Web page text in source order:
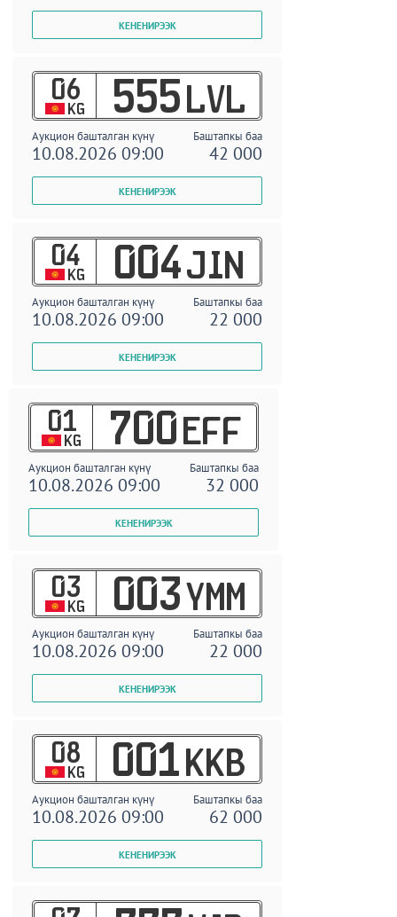
06
KG 555 LVL
Аукцион башталган күнү Баштапкы баа
10.08.2026 09:00 42 000
04
KG 004 JIN
Аукцион башталган күнү Баштапкы баа
10.08.2026 09:00 22 000
01
KG 700 EFF
Аукцион башталган күнү Баштапкы баа
10.08.2026 09:00 32 000
03
KG 003 YMM
Аукцион башталган күнү Баштапкы баа
10.08.2026 09:00 22 000
08
KG 001 KKB
Аукцион башталган күнү Баштапкы баа
10.08.2026 09:00 62 000